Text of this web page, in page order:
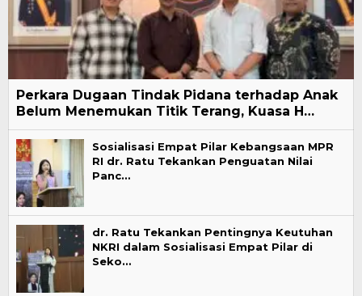
Perkara Dugaan Tindak Pidana terhadap Anak
Belum Menemukan Titik Terang, Kuasa H…
Sosialisasi Empat Pilar Kebangsaan MPR
RI dr. Ratu Tekankan Penguatan Nilai
Panc…
dr. Ratu Tekankan Pentingnya Keutuhan
NKRI dalam Sosialisasi Empat Pilar di
Seko…